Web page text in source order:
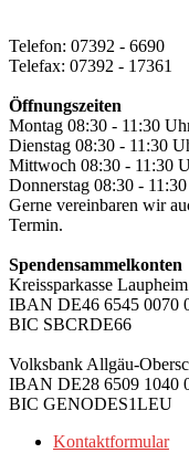
Telefon: 07392 - 6690
Telefax: 07392 - 17361
Öffnungszeiten
Montag 08:30 - 11:30
Dienstag 08:30 - 11:30
Mittwoch 08:30 - 11:30
Donnerstag 08:30 -
Gerne vereinbaren wir
Termin.
Spendensammelkonten
Kreissparkasse Laupheim
IBAN DE46 6545 0070
BIC SBCRDE66
Volksbank Allgäu-
IBAN DE28 6509 1040
BIC GENODES1LEU
Kontaktformular